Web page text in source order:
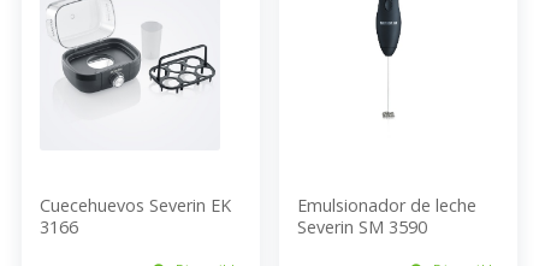
Cuecehuevos Severin EK
3166
Emulsionador de leche
Severin SM 3590